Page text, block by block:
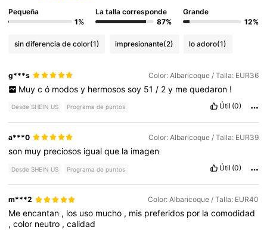
Pequeña
1%
La talla corresponde
87%
Grande
12%
sin diferencia de color(1) impresionante(2) lo adoro(1)
g***s Color: Albaricoque / Talla: EUR36
Muy c ó modos y hermosos soy 51 / 2 y me quedaron !
Desde SHEIN US Programa de puntos Útil (0)
a***0 Color: Albaricoque / Talla: EUR39
son muy preciosos igualque la imagen
Desde SHEIN US Programa de puntos Útil (0)
m***2 Color: Albaricoque / Talla: EUR40
Meencantan , los uso mucho , mis preferidos por lacomodidad
,color neutro ,calidad